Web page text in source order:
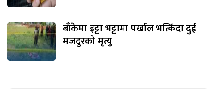
बाँकेमा इट्टा भट्टामा पर्खाल भत्किँदा दुई
मजदुरको मृत्यु